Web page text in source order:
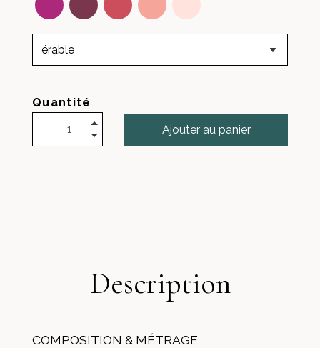
Quantité
Ajouter au panier
Description
COMPOSITION & MÉTRAGE